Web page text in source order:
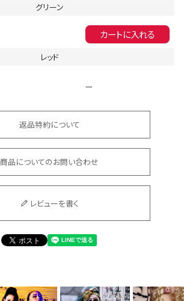
グリーン
カートに入れる
レッド
—
返品特約について
商品についてのお問い合わせ
レビューを書く